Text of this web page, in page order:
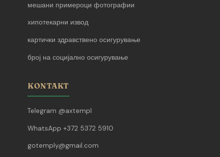
мешани примероци фотографии
хипотекарни извод
картички здравствено осигурување
број на социјално осигурување
KONTAKT
Telegram @axtempl
WhatsApp +372 5372 5910
gotemply@gmail.com